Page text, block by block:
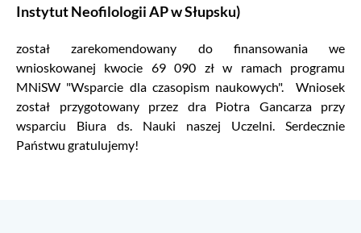
Instytut Neofilologii AP w Słupsku)
został zarekomendowany do finansowania we
wnioskowanej kwocie 69 090 zł w ramach programu
MNiSW "Wsparcie dla czasopism naukowych". Wniosek
został przygotowany przez dra Piotra Gancarza przy
wsparciu Biura ds. Nauki naszej Uczelni. Serdecznie
Państwu gratulujemy!